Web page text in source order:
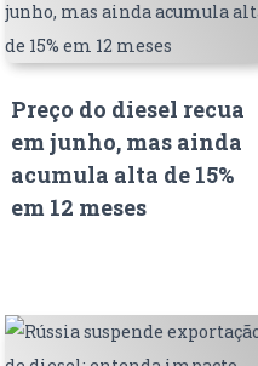
Preço do diesel recua
em junho, mas ainda
acumula alta de 15%
em 12 meses